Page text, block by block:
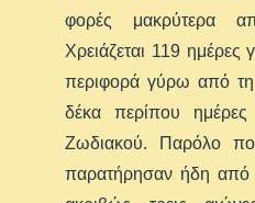
φορές μακρύτερα
Χρειάζεται 119 ημέρες
περιφορά γύρω από τη
δέκα περίπου
Ζωδιακού. Παρόλο
παρατήρησαν ήδη από